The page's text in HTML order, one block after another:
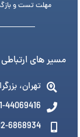
مهلت تست و
مسیر های ارتباطی
تهران،
44069416
6868934